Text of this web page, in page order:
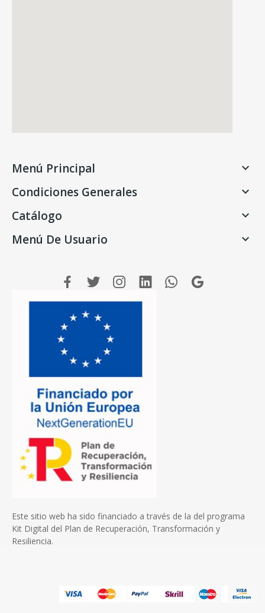
Menú Principal 
Condiciones Generales 
Catálogo 
Menú De Usuario 
Este sitio web ha sido financiado a través de la del programa
Kit Digital del Plan de Recuperación, Transformación y
Resiliencia.